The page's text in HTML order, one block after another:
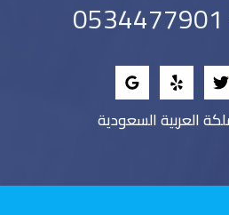
العربية السعودية